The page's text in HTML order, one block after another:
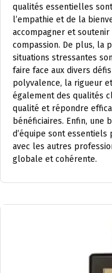
qualités essentielles
l’empathie et de la
accompagner et
compassion. De plus, la
situations stressantes
faire face aux divers
polyvalence, la rigueur
également des qualités
qualité et répondre
bénéficiaires. Enfin, une
d’équipe sont
avec les autres
globale et cohérente.